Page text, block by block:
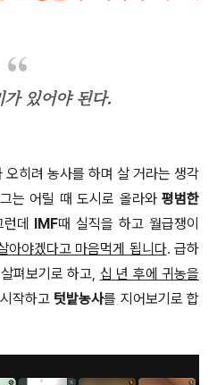
가 있어야 된다.
오히려 농사를 하며 살 거라는 생각
그는 어릴 때 도시로 올라와평범한
런데 IMF때 실직을 하고 월급쟁이
아야겠다고 마음먹게 됩니다.급하
펴보기로 하고, 십 년 후에 귀농을
작하고 텃밭농사를 지어보기로 합